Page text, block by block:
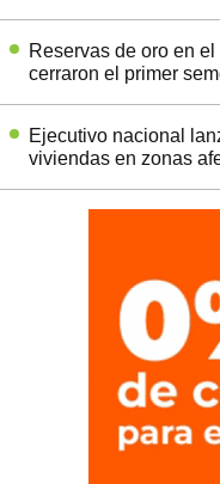
Reservas de oro en
cerraron el primer
Ejecutivo nacional
viviendas en zonas